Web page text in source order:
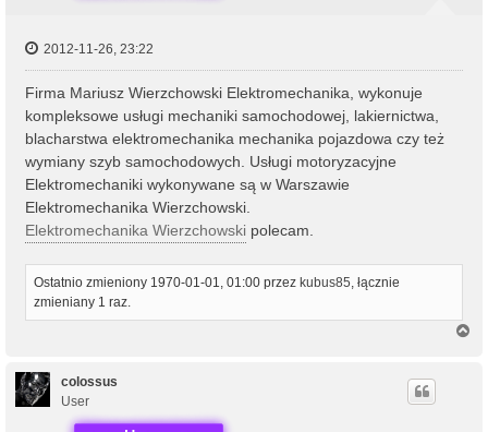
2012-11-26, 23:22
Firma Mariusz Wierzchowski Elektromechanika, wykonuje
kompleksowe usługi mechaniki samochodowej, lakiernictwa,
blacharstwa elektromechanika mechanika pojazdowa czy też
wymiany szyb samochodowych. Usługi motoryzacyjne
Elektromechaniki wykonywane są w Warszawie
Elektromechanika Wierzchowski.
Elektromechanika Wierzchowski polecam.
Ostatnio zmieniony 1970-01-01, 01:00 przez kubus85, łącznie
zmieniany 1 raz.
colossus
User